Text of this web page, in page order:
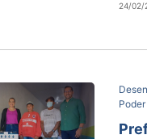
24/02/